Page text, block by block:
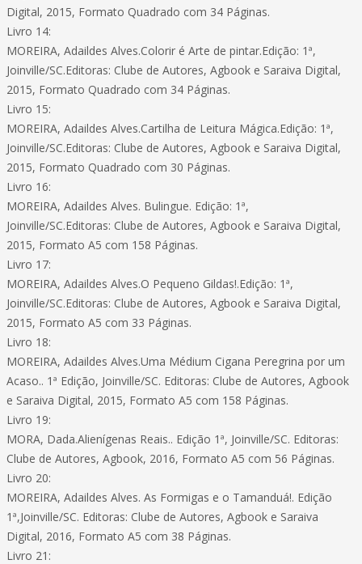
Digital, 2015, Formato Quadrado com 34 Páginas.
Livro 14:
MOREIRA, Adaildes Alves.Colorir é Arte de pintar.Edição: 1ª,
Joinville/SC.Editoras: Clube de Autores, Agbook e Saraiva Digital,
2015, Formato Quadrado com 34 Páginas.
Livro 15:
MOREIRA, Adaildes Alves.Cartilha de Leitura Mágica.Edição: 1ª,
Joinville/SC.Editoras: Clube de Autores, Agbook e Saraiva Digital,
2015, Formato Quadrado com 30 Páginas.
Livro 16:
MOREIRA, Adaildes Alves. Bulingue. Edição: 1ª,
Joinville/SC.Editoras: Clube de Autores, Agbook e Saraiva Digital,
2015, Formato A5 com 158 Páginas.
Livro 17:
MOREIRA, Adaildes Alves.O Pequeno Gildas!.Edição: 1ª,
Joinville/SC.Editoras: Clube de Autores, Agbook e Saraiva Digital,
2015, Formato A5 com 33 Páginas.
Livro 18:
MOREIRA, Adaildes Alves.Uma Médium Cigana Peregrina por um
Acaso.. 1ª Edição, Joinville/SC. Editoras: Clube de Autores, Agbook
e Saraiva Digital, 2015, Formato A5 com 158 Páginas.
Livro 19:
MORA, Dada.Alienígenas Reais.. Edição 1ª, Joinville/SC. Editoras:
Clube de Autores, Agbook, 2016, Formato A5 com 56 Páginas.
Livro 20:
MOREIRA, Adaildes Alves. As Formigas e o Tamanduá!. Edição
1ª,Joinville/SC. Editoras: Clube de Autores, Agbook e Saraiva
Digital, 2016, Formato A5 com 38 Páginas.
Livro 21: